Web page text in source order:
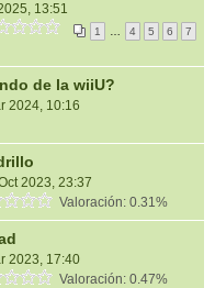
13:51
1 4 5 6 7
de la wiiU?
2024, 10:16
2023, 23:37
Valoración: 0.31%
2023, 17:40
Valoración: 0.47%